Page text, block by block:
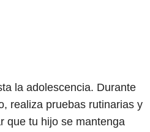
la adolescencia. Durante
realiza pruebas rutinarias y
que tu hijo se mantenga